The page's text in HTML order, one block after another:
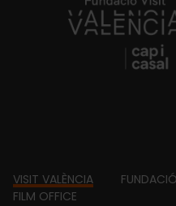
https://
Footer
VISIT VALÈNCIA FUNDACIÓ
FILM OFFICE